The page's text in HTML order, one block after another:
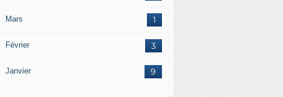
Mars 1
Février 3
Janvier 9